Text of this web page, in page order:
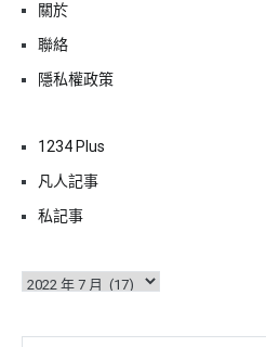
關於
聯絡
隱私權政策
1234 Plus
凡人記事
私記事
彙
輸入你的電子郵件地址…